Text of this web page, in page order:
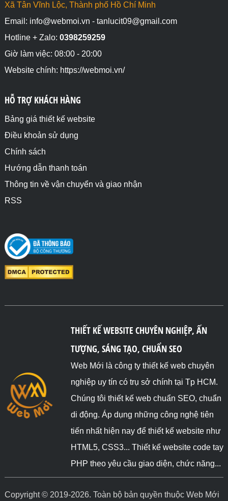
Xã Tân Vĩnh Lộc, Thành phố Hồ Chí Minh
Email: info@webmoi.vn - tanlucit09@gmail.com
Hotline + Zalo: 0398259259
Giờ làm việc: 08:00 - 20:00
Website chính: https://webmoi.vn/
HỖ TRỢ KHÁCH HÀNG
Bảng giá thiết kế website
Điều khoản sử dụng
Chính sách
Hướng dẫn thanh toán
Thông tin về vận chuyển và giao nhận
RSS
THIẾT KẾ WEBSITE CHUYÊN NGHIỆP, ẤN
TƯỢNG, SÁNG TẠO, CHUẨN SEO
Web Mới là công ty thiết kế web chuyên
nghiệp uy tín có trụ sở chính tại Tp HCM.
Chúng tôi thiết kế web chuẩn SEO, chuẩn
di động. Áp dụng những công nghệ tiên
tiến nhất hiện nay để thiết kế website như
HTML5, CSS3... Thiết kế website code tay
PHP theo yêu cầu giao diện, chức năng...
Copyright © 2019-2026. Toàn bộ bản quyền thuộc Web Mới